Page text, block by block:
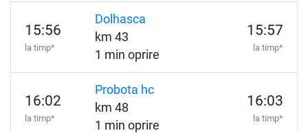
15:56
la timp*
Dolhasca
km 43
1 min oprire
15:57
la timp*
16:02
la timp*
Probota hc
km 48
1 min oprire
16:03
la timp*